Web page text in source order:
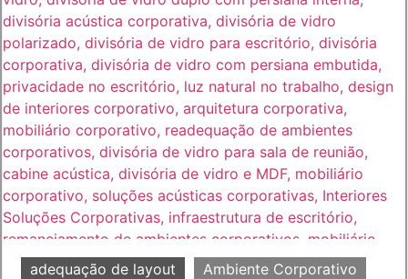
adequação de layout
Ambiente Corporativo